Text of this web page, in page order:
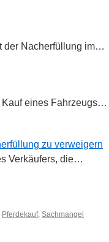
der Nacherfüllung im…
Kauf eines Fahrzeugs…
zu verweigern
Verkäufers, die…
Pferdekauf, Sachmangel